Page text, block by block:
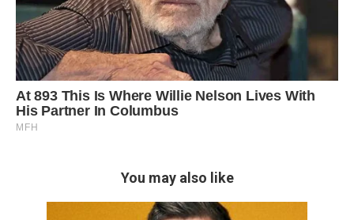
You may also like